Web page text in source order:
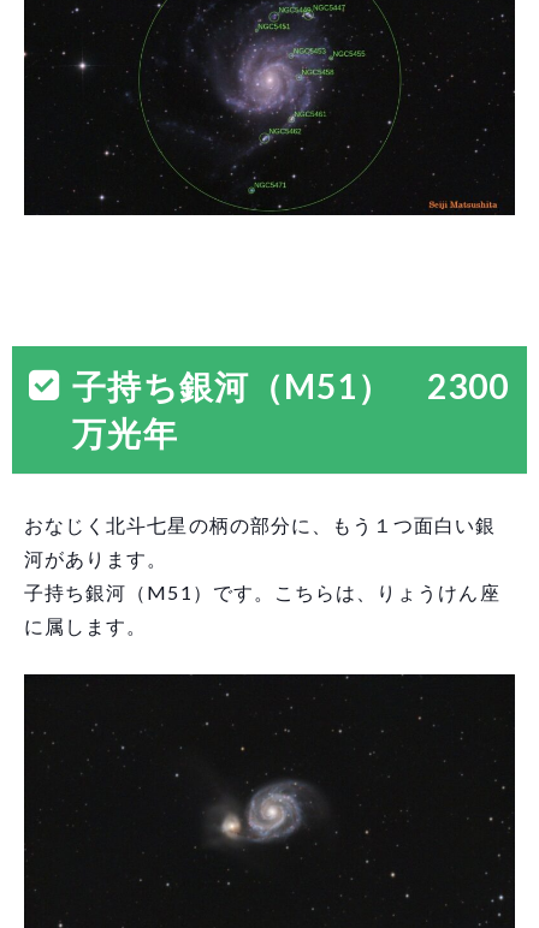
子持ち銀河（M51） 2300
万光年
おなじく北斗七星の柄の部分に、もう１つ面白い銀
河があります。
子持ち銀河（M51）です。こちらは、りょうけん座
に属します。